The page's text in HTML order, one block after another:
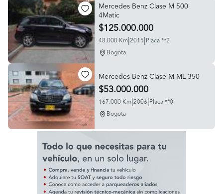
Mercedes Benz Clase M 500
4Matic
$125.000.000
48.000 Km|2015|Placa **2
Bogota
Mercedes Benz Clase M ML 350
$53.000.000
167.000 Km|2006|Placa **0
Bogota